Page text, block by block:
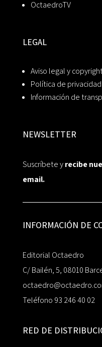
OctaedroTV
LEGAL
Aviso legal y
Política de privacidad
Información de
NEWSLETTER
Suscríbete yrecibe
email.
INFORMACIÓN DE
Editorial Octaedro
C/ Bailén, 5, 08010
Teléfono 93 246 40 02
RED DE